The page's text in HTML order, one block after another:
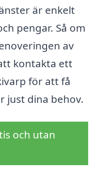
är enkelt
pengar. Så om
av
kontakta ett
för att få
just dina behov.
och utan